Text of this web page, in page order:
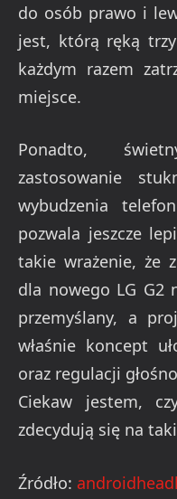
do osób prawo i
jest, którą ręką
każdym razem
miejsce.
Ponadto,
zastosowanie
wybudzenia
pozwala jeszcze
takie wrażenie, że
dla nowego LG G2
przemyślany, a
właśnie koncept
oraz regulacji
Ciekaw jestem,
zdecydują się na
Źródło: